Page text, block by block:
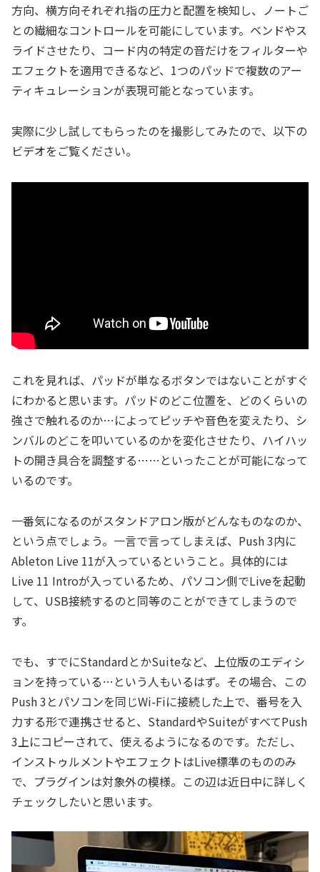
方向、横方向それぞれ指の圧力と配置を検知し、ノートご
との繊細なコントロールを可能にしています。ベンドやス
ライドさせたり、コード内の特定の音だけをフィルターや
エフェクトを適用できるなど、1つのパッドで複数のアー
ティキュレーションが表現可能となっています。
実際に少し試してもらったのを撮影してみたので、以下の
ビデオをご覧ください。
これを見れば、パッドが単なるボタンではないことがすぐ
にわかると思います。パッドのどこ位置を、どのくらいの
強さで触れるのか…によってピッチや音色を変えたり、シ
ンバルのどこを叩いているのかを変化させたり、ハイハッ
トの開き具合を調整する……といったことが可能になって
いるのです。
一番気になるのがスタンドアロン版がどんなものなのか、
という点でしょう。一言で言ってしまえば、Push 3内に
Ableton Live 11が入っているということ。具体的には
Live 11 Introが入っているため、パソコン側でLiveを起動
して、USB接続するのと同等のことができてしまうので
す。
でも、すでにStandardとかSuiteなど、上位版のエディシ
ョンを持っている…という人もいるはず。その場合、この
Push 3とパソコンを同じWi-Fiに接続した上で、番号を入
力する形で連携させると、StandardやSuiteがすべてPush
3上にコピーされて、使えるようになるのです。ただし、
インストゥルメントやエフェクトはLive標準のもののみ
で、プラグインは対象外の模様。この辺は近日中に詳しく
チェックしたいと思います。